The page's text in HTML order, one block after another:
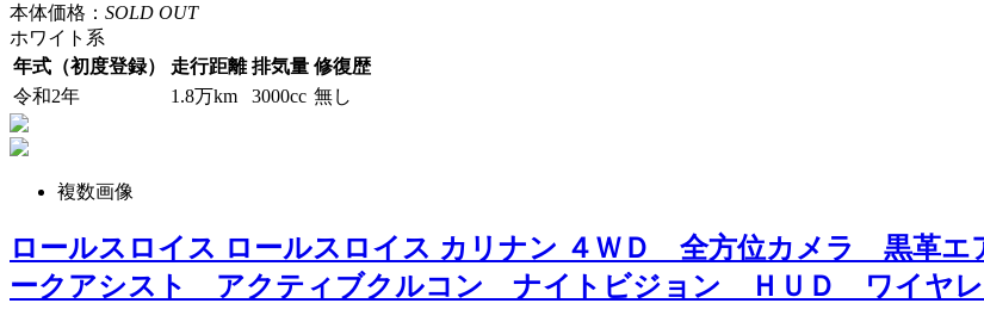
本体価格： SOLD OUT
ホワイト系
年式（初度登録）
走行距離 排気量 修復歴
令和2年
1.8万km 3000cc 無し
複数画像
ロールスロイス ロールスロイス カリナン ４ＷＤ 全方位カメラ 黒
ークアシスト アクティブクルコン ナイトビジョン ＨＵＤ ワイヤレ